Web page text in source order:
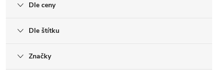
Dle ceny
Dle štítku
Značky